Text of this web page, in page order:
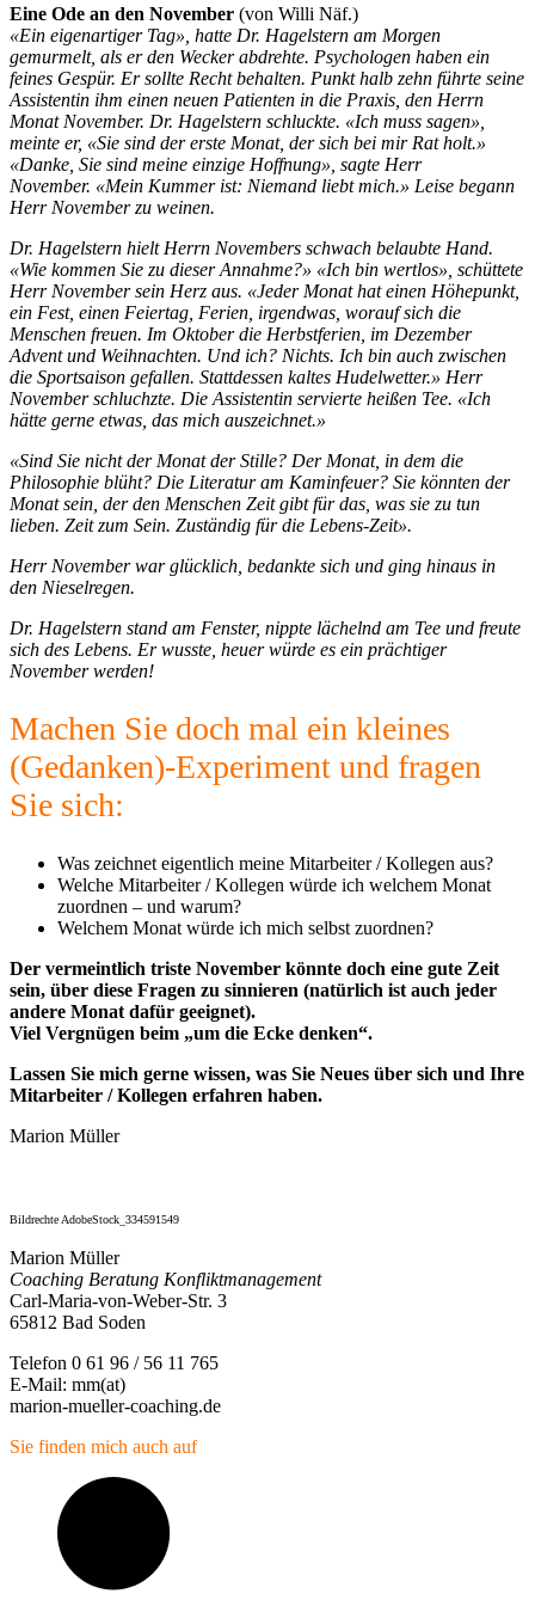
Eine Ode an den November (von Willi Näf.)
«Ein eigenartiger Tag», hatte Dr. Hagelstern am Morgen
gemurmelt, als er den Wecker abdrehte. Psychologen haben ein
feines Gespür. Er sollte Recht behalten. Punkt halb zehn führte seine
Assistentin ihm einen neuen Patienten in die Praxis, den Herrn
Monat November. Dr. Hagelstern schluckte. «Ich muss sagen»,
meinte er, «Sie sind der erste Monat, der sich bei mir Rat holt.»
«Danke, Sie sind meine einzige Hoffnung», sagte Herr
November. «Mein Kummer ist: Niemand liebt mich.» Leise begann
Herr November zu weinen.
Dr. Hagelstern hielt Herrn Novembers schwach belaubte Hand.
«Wie kommen Sie zu dieser Annahme?» «Ich bin wertlos», schüttete
Herr November sein Herz aus. «Jeder Monat hat einen Höhepunkt,
ein Fest, einen Feiertag, Ferien, irgendwas, worauf sich die
Menschen freuen. Im Oktober die Herbstferien, im Dezember
Advent und Weihnachten. Und ich? Nichts. Ich bin auch zwischen
die Sportsaison gefallen. Stattdessen kaltes Hudelwetter.» Herr
November schluchzte. Die Assistentin servierte heißen Tee. «Ich
hätte gerne etwas, das mich auszeichnet.»
«Sind Sie nicht der Monat der Stille? Der Monat, in dem die
Philosophie blüht? Die Literatur am Kaminfeuer? Sie könnten der
Monat sein, derden Menschen Zeit gibt für das, was sie zu tun
lieben. Zeit zum Sein. Zuständig für die Lebens-Zeit».
Herr November war glücklich, bedankte sich und ging hinaus in
den Nieselregen.
Dr. Hagelstern stand am Fenster, nippte lächelnd am Tee und freute
sich des Lebens. Er wusste, heuerwürde es ein prächtiger
November werden!
Machen Sie doch mal ein kleines
(Gedanken)-Experiment und fragen
Sie sich:
Was zeichnet eigentlich meine Mitarbeiter / Kollegen aus?
Welche Mitarbeiter / Kollegen würde ich welchem Monat
zuordnen – und warum?
Welchem Monat würde ich mich selbst zuordnen?
Der vermeintlich triste November könnte doch eine gute Zeit
sein, über diese Fragen zu sinnieren (natürlich ist auch jeder
andere Monat dafür geeignet).
Viel Vergnügen beim „um die Ecke denken“.
Lassen Sie mich gerne wissen, was Sie Neues über sich und Ihre
Mitarbeiter / Kollegen erfahren haben.
Marion Müller
Bildrechte AdobeStock_334591549
Marion Müller
Coaching Beratung Konfliktmanagement
Carl-Maria-von-Weber-Str. 3
65812 Bad Soden
Telefon 0 61 96 / 56 11 765
E-Mail: mm(at)
marion-mueller-coaching.de
Sie finden mich auch auf